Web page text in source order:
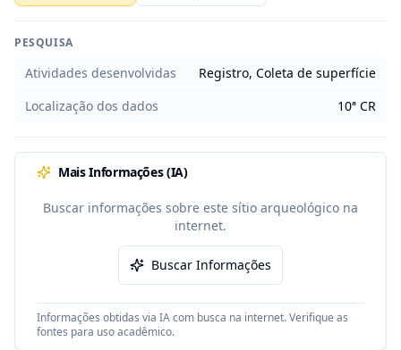
PESQUISA
Atividades desenvolvidas
Registro, Coleta de superfície
Localização dos dados
10ª CR
Mais Informações (IA)
Buscar informações sobre este sítio arqueológico na
internet.
Buscar Informações
Informações obtidas via IA com busca na internet. Verifique as
fontes para uso acadêmico.